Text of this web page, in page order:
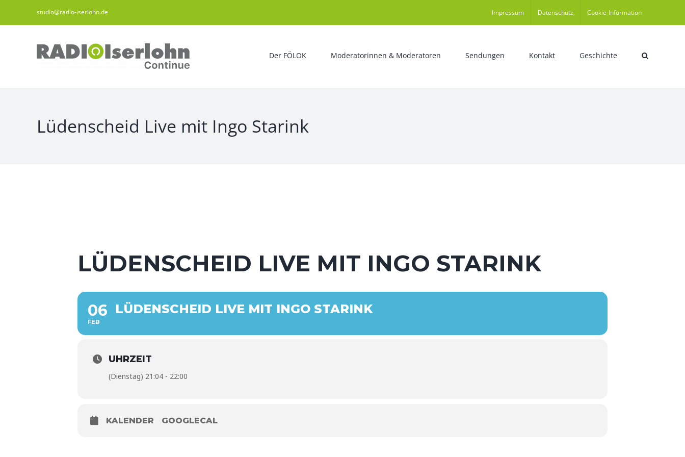
studio@radio-iserlohn.de Impressum Datenschutz Cookie-Information
Der FÖLOK Moderatorinnen & Moderatoren Sendungen Kontakt Geschichte
Lüdenscheid Live mit Ingo Starink
LÜDENSCHEID LIVE MIT INGO STARINK
06
FEB
LÜDENSCHEID LIVE MIT INGO STARINK
UHRZEIT
(Dienstag) 21:04 - 22:00
KALENDER GOOGLECAL